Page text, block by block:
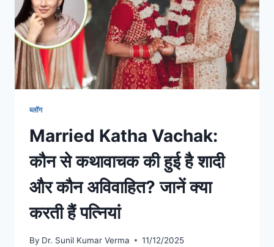
ब्लॉग
Married Katha Vachak:
कौन से कथावाचक की हुई है शादी
और कौन अविवाहित? जानें क्या
करती हैं पत्नियां
By Dr. Sunil Kumar Verma 11/12/2025